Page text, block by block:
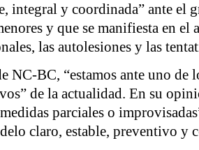
integral y coordinada” ante el
y que se manifiesta en el
las autolesiones y las
NC-BC, “estamos ante uno de
de la actualidad. En su
parciales o
claro, estable, preventivo y